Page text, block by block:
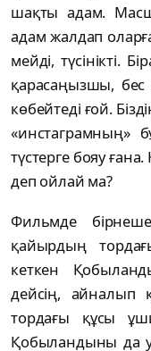
шақты адам.
адам­ жал­дап
мейді, түсінікті.
қарасаңызшы,
көбейтеді ғой.
«инстаграм­ның»
түс­тер­ге бояу
деп ойлай ма?
Фильмде
қайырдың
кеткен
дейсің, айналып
тордағы құсы
Қобыландыны да